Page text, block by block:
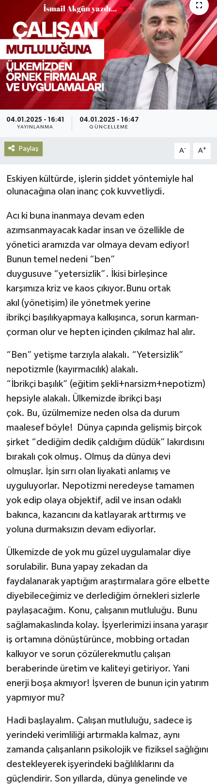
04.01.2025 - 16:41
YAYINLANMA
04.01.2025 - 16:47
GÜNCELLEME
Paylaş A- A+
Eskiyen kültürde, işlerin şiddet yöntemiyle hal
olunacağına olan inanç çok kuvvetliydi.
Acı ki buna inanmaya devam eden
azımsanmayacak kadar insan ve özellikle de
yönetici aramızda var olmaya devam ediyor!
Bunun temel nedeni “ben”
duygusuve “yetersizlik”. İkisi birleşince
karşımıza kriz ve kaos çıkıyor.Bunu ortak
akıl (yönetişim) ile yönetmek yerine
ibrikçi başılıkyapmaya kalkışınca, sorun karman-
çorman olur ve hepten içinden çıkılmaz hal alır.
“Ben” yetişme tarzıyla alakalı. “Yetersizlik”
nepotizmle (kayırmacılık) alakalı.
“İbrikçi başılık” (eğitim şekli+narsizm+nepotizm)
hepsiyle alakalı. Ülkemizde ibrikçi başı
çok. Bu, üzülmemize neden olsa da durum
maalesef böyle! Dünya çapında gelişmiş birçok
şirket “dediğim dedik çaldığım düdük” lakırdısını
bırakalı çok olmuş. Olmuş da dünya devi
olmuşlar. İşin sırrı olan liyakati anlamış ve
uyguluyorlar. Nepotizmi neredeyse tamamen
yok edip olaya objektif, adil ve insan odaklı
bakınca, kazancını da katlayarak arttırmış ve
yoluna durmaksızın devam ediyorlar.
Ülkemizde de yok mu güzel uygulamalar diye
sorulabilir. Buna yapay zekadan da
faydalanarak yaptığım araştırmalara göre elbette
diyebileceğimiz ve derlediğim örnekleri sizlerle
paylaşacağım. Konu, çalışanın mutluluğu. Bunu
sağlamakaslında kolay. İşyerlerimizi insana yaraşır
iş ortamına dönüştürünce, mobbing ortadan
kalkıyor ve sorun çözülerekmutlu çalışan
beraberinde üretim ve kaliteyi getiriyor. Yani
enerji boşa akmıyor! İşveren de bunun için yatırım
yapmıyor mu?
Hadi başlayalım. Çalışan mutluluğu, sadece iş
yerindeki verimliliği artırmakla kalmaz, aynı
zamanda çalışanların psikolojik ve fiziksel sağlığını
destekleyerek işyerindeki bağlılıklarını da
güçlendirir. Son yıllarda, dünya genelinde ve
Gündem
Haberde İnsan
Kültür-Sanat
Magazin
Podcast
Politika
Siyaset
Spor
Yerel